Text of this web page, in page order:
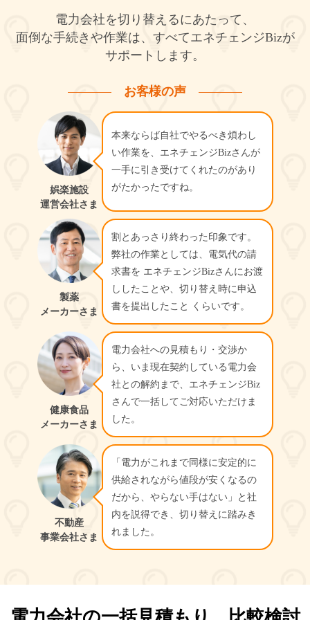
電力会社を切り替えるにあたって、
面倒な手続きや作業は、すべてエネチェンジBizが
サポートします。
お客様の声
本来ならば自社でやるべき煩わし
い作業を、エネチェンジBizさんが
一手に引き受けてくれたのがあり
がたかったですね。
娯楽施設
運営会社さま
割とあっさり終わった印象です。
弊社の作業としては、電気代の請
求書を エネチェンジBizさんにお渡
ししたことや、切り替え時に申込
書を提出したこと くらいです。
製薬
メーカーさま
電力会社への見積もり・交渉か
ら、いま現在契約している電力会
社との解約まで、エネチェンジBiz
さんで一括してご対応いただけま
した。
健康食品
メーカーさま
「電力がこれまで同様に安定的に
供給されながら値段が安くなるの
だから、やらない手はない」と社
内を説得でき、切り替えに踏みき
れました。
不動産
事業会社さま